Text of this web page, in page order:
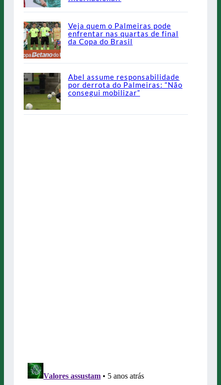
Veja quem o Palmeiras pode
enfrentar nas quartas de final
da Copa do Brasil
Abel assume responsabilidade
por derrota do Palmeiras: “Não
consegui mobilizar”